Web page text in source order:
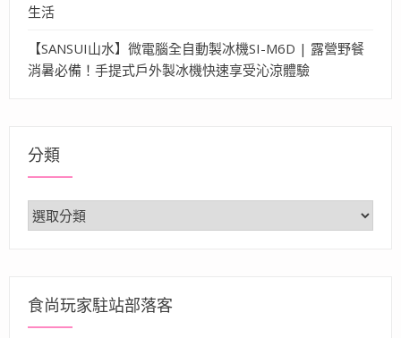
生活
【SANSUI山水】微電腦全自動製冰機SI-M6D | 露營野餐
消暑必備！手提式戶外製冰機快速享受沁涼體驗
分類
分
類
食尚玩家駐站部落客